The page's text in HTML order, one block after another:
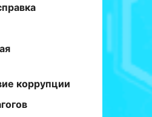
коррупции